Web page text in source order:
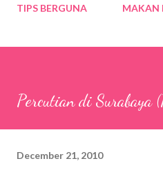
TIPS BERGUNA
MAKAN
Percutian di Surabaya
December 21, 2010